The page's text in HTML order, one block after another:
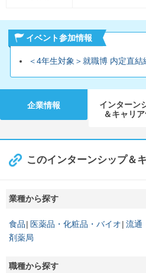
イベント参加情報
＜4年生対象＞就職博 内定直結
企業情報
インターン
＆キャリ
このインターンシップ＆
業種から探す
食品 医薬品・化粧品・バイオ 流通
剤薬局
職種から探す